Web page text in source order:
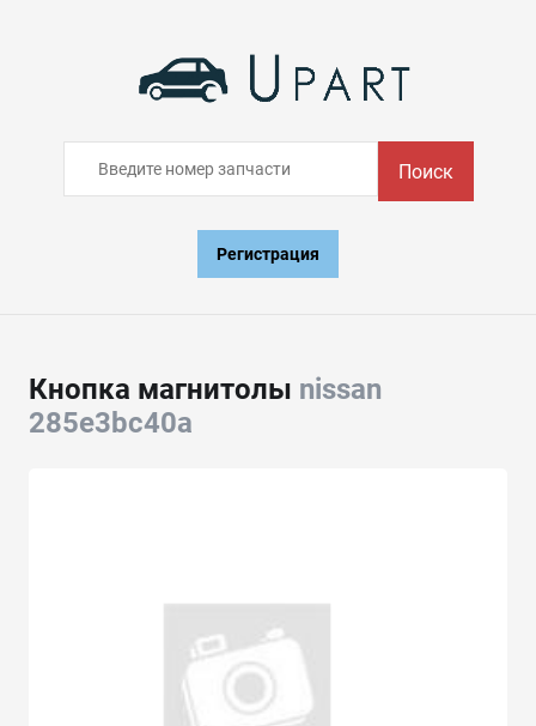
Поиск
Регистрация
Кнопка магнитолы nissan
285e3bc40a